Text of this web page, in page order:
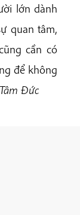
lớn dành
quan tâm,
cần có
để không
Đức